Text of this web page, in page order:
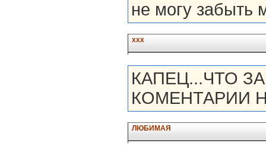
не могу забыть
ххх
КАПЕЦ...ЧТО
КОМЕНТАРИИ
ЛЮБИМАЯ